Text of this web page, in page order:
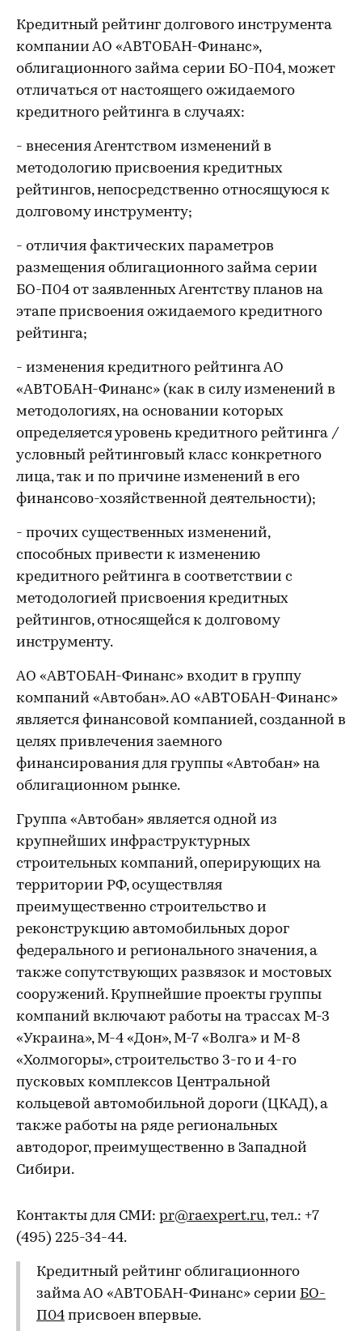
Кредитный рейтинг долгового инструмента
компании АО «АВТОБАН-Финанс»,
облигационного займа серии БО-П04, может
отличаться от настоящего ожидаемого
кредитного рейтинга в случаях:
- внесения Агентством изменений в
методологию присвоения кредитных
рейтингов, непосредственно относящуюся к
долговому инструменту;
- отличия фактических параметров
размещения облигационного займа серии
БО-П04 от заявленных Агентству планов на
этапе присвоения ожидаемого кредитного
рейтинга;
- изменения кредитного рейтинга АО
«АВТОБАН-Финанс» (как в силу изменений в
методологиях, на основании которых
определяется уровень кредитного рейтинга /
условный рейтинговый класс конкретного
лица, так и по причине изменений в его
финансово-хозяйственной деятельности);
- прочих существенных изменений,
способных привести к изменению
кредитного рейтинга в соответствии с
методологией присвоения кредитных
рейтингов, относящейся к долговому
инструменту.
АО «АВТОБАН-Финанс» входит в группу
компаний «Автобан». АО «АВТОБАН-Финанс»
является финансовой компанией, созданной в
целях привлечения заемного
финансирования для группы «Автобан» на
облигационном рынке.
Группа «Автобан» является одной из
крупнейших инфраструктурных
строительных компаний, оперирующих на
территории РФ, осуществляя
преимущественно строительство и
реконструкцию автомобильных дорог
федерального и регионального значения, а
также сопутствующих развязок и мостовых
сооружений. Крупнейшие проекты группы
компаний включают работы на трассах М-3
«Украина», М-4 «Дон», М-7 «Волга» и М-8
«Холмогоры», строительство 3-го и 4-го
пусковых комплексов Центральной
кольцевой автомобильной дороги (ЦКАД), а
также работы на ряде региональных
автодорог, преимущественно в Западной
Сибири.
Контакты для СМИ: pr@raexpert.ru, тел.: +7
(495) 225-34-44.
Кредитный рейтинг облигационного
займа АО «АВТОБАН-Финанс» серии БО-
П04 присвоен впервые.